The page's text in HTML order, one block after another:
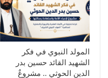
المولد النبوي في فكر
الشهيد القائد حسين بدر
الدين الحوثي .. مشروعٌ